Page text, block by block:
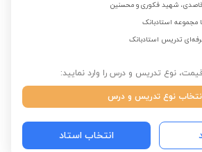
قاصدی، شهید فکوری و محسنین
تدریس استادبانک
نوع تدریس و درس را وارد نمایید:
نوع تدریس و درس
انتخاب استاد